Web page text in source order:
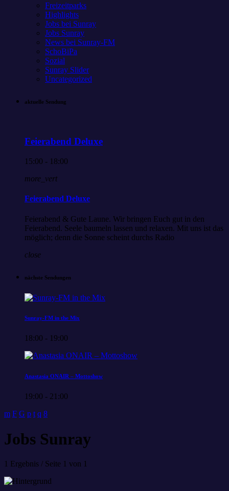
Freizeitparks
Highlights
Jobs bei Sunray
Jobs Sunray
News bei Sunray-FM
SchoBiPa
Sozial
Sunray Slider
Uncategorized
aktuelle Sendung
Feierabend Deluxe
15:00 - 18:00
more_vert
Feierabend Deluxe
Feierabend & Gute Laune. Wir bringen Euch gut in den
Feierabend. Seele baumeln lassen und relaxen. Mit uns ist das
möglich; denn die Sonne scheint durchs Radio
close
nächste Sendungen
Sunray-FM in the Mix
18:00 - 19:00
Anastasia ONAIR – Mottoshow
19:00 - 21:00
Jobs Sunray
1 Ergebnis / Seite 1 von 1